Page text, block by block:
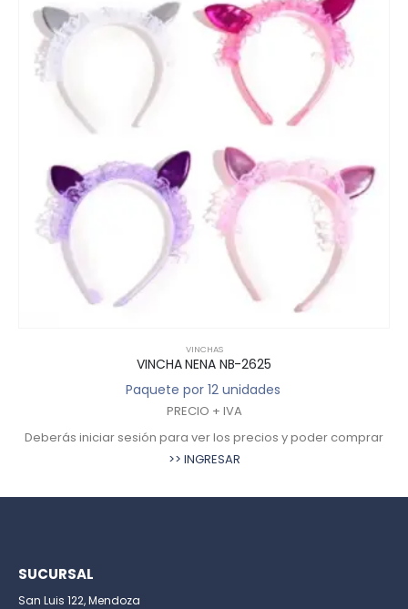
VINCHAS
VINCHA NENA NB-2625
Paquete por 12 unidades
PRECIO + IVA
Deberás iniciar sesión para ver los precios y poder comprar
>> INGRESAR
SUCURSAL
San Luis 122, Mendoza